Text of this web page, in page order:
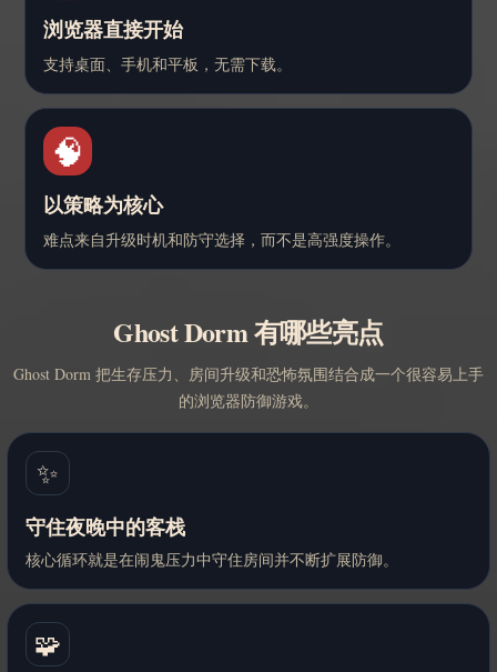
浏览器直接开始
支持桌面、手机和平板，无需下载。
🧠
以策略为核心
难点来自升级时机和防守选择，而不是高强度操作。
Ghost Dorm 有哪些亮点
Ghost Dorm 把生存压力、房间升级和恐怖氛围结合成一个很容易上手
的浏览器防御游戏。
✨
守住夜晚中的客栈
核心循环就是在闹鬼压力中守住房间并不断扩展防御。
🧩